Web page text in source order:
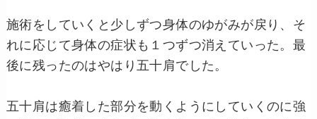
施術をしていくと少しずつ身体のゆがみが戻り、そ
れに応じて身体の症状も１つずつ消えていった。最
後に残ったのはやはり五十肩でした。
五十肩は癒着した部分を動くようにしていくのに強